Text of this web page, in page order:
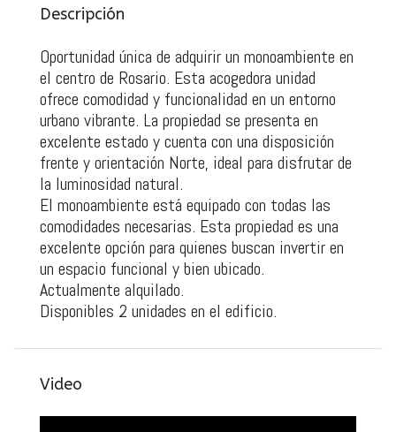
Descripción
Oportunidad única de adquirir un monoambiente en
el centro de Rosario. Esta acogedora unidad
ofrece comodidad y funcionalidad en un entorno
urbano vibrante. La propiedad se presenta en
excelente estado y cuenta con una disposición
frente y orientación Norte, ideal para disfrutar de
la luminosidad natural.
El monoambiente está equipado con todas las
comodidades necesarias. Esta propiedad es una
excelente opción para quienes buscan invertir en
un espacio funcional y bien ubicado.
Actualmente alquilado.
Disponibles 2 unidades en el edificio.
Video